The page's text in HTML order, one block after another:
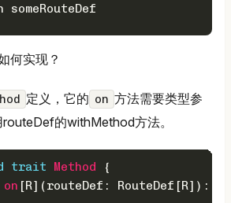
someRouteDef
何实现？
定义，它的 on 方法需要类型参
routeDef的withMethod方法。
trait Method
{
on [R](routeDef: RouteDef [R]):